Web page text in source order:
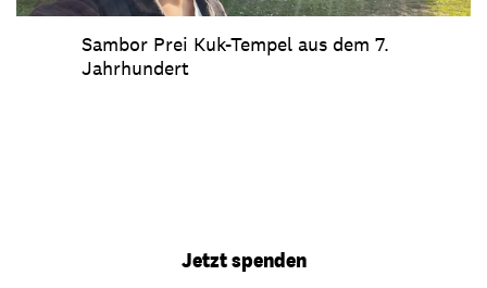
Sambor Prei Kuk-Tempel aus dem 7.
Jahrhundert
Jetzt spenden